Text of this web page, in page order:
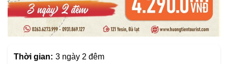
Thời gian: 3 ngày 2 đêm